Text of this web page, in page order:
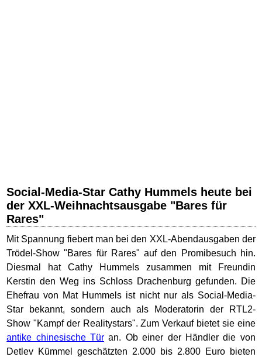
Social-Media-Star Cathy Hummels heute bei
der XXL-Weihnachtsausgabe "Bares für
Rares"
Mit Spannung fiebert man bei den XXL-Abendausgaben der
Trödel-Show "Bares für Rares" auf den Promibesuch hin.
Diesmal hat Cathy Hummels zusammen mit Freundin
Kerstin den Weg ins Schloss Drachenburg gefunden. Die
Ehefrau von Mat Hummels ist nicht nur als Social-Media-
Star bekannt, sondern auch als Moderatorin der RTL2-
Show "Kampf der Realitystars". Zum Verkauf bietet sie eine
antike chinesische Tür an. Ob einer der Händler die von
Detlev Kümmel geschätzten 2.000 bis 2.800 Euro bieten